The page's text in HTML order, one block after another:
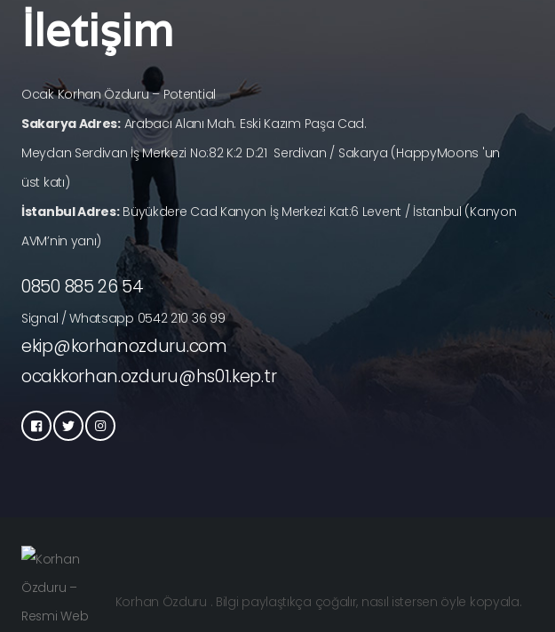
İletişim
Ocak Korhan Özduru – Potential
Sakarya Adres:Arabacı Alanı Mah. Eski Kazım Paşa Cad.
Meydan Serdivan İş Merkezi No:82 K:2 D:21 Serdivan / Sakarya (HappyMoons 'un
üst katı)
İstanbul Adres:Büyükdere Cad Kanyon İş Merkezi Kat:6 Levent / İstanbul (Kanyon
AVM’nin yanı)
0850 885 26 54
Signal / Whatsapp 0542 210 36 99
ekip@korhanozduru.com
ocakkorhan.ozduru@hs01.kep.tr
Korhan Özduru . Bilgi paylaştıkça çoğalır, nasıl istersen öyle kopyala.